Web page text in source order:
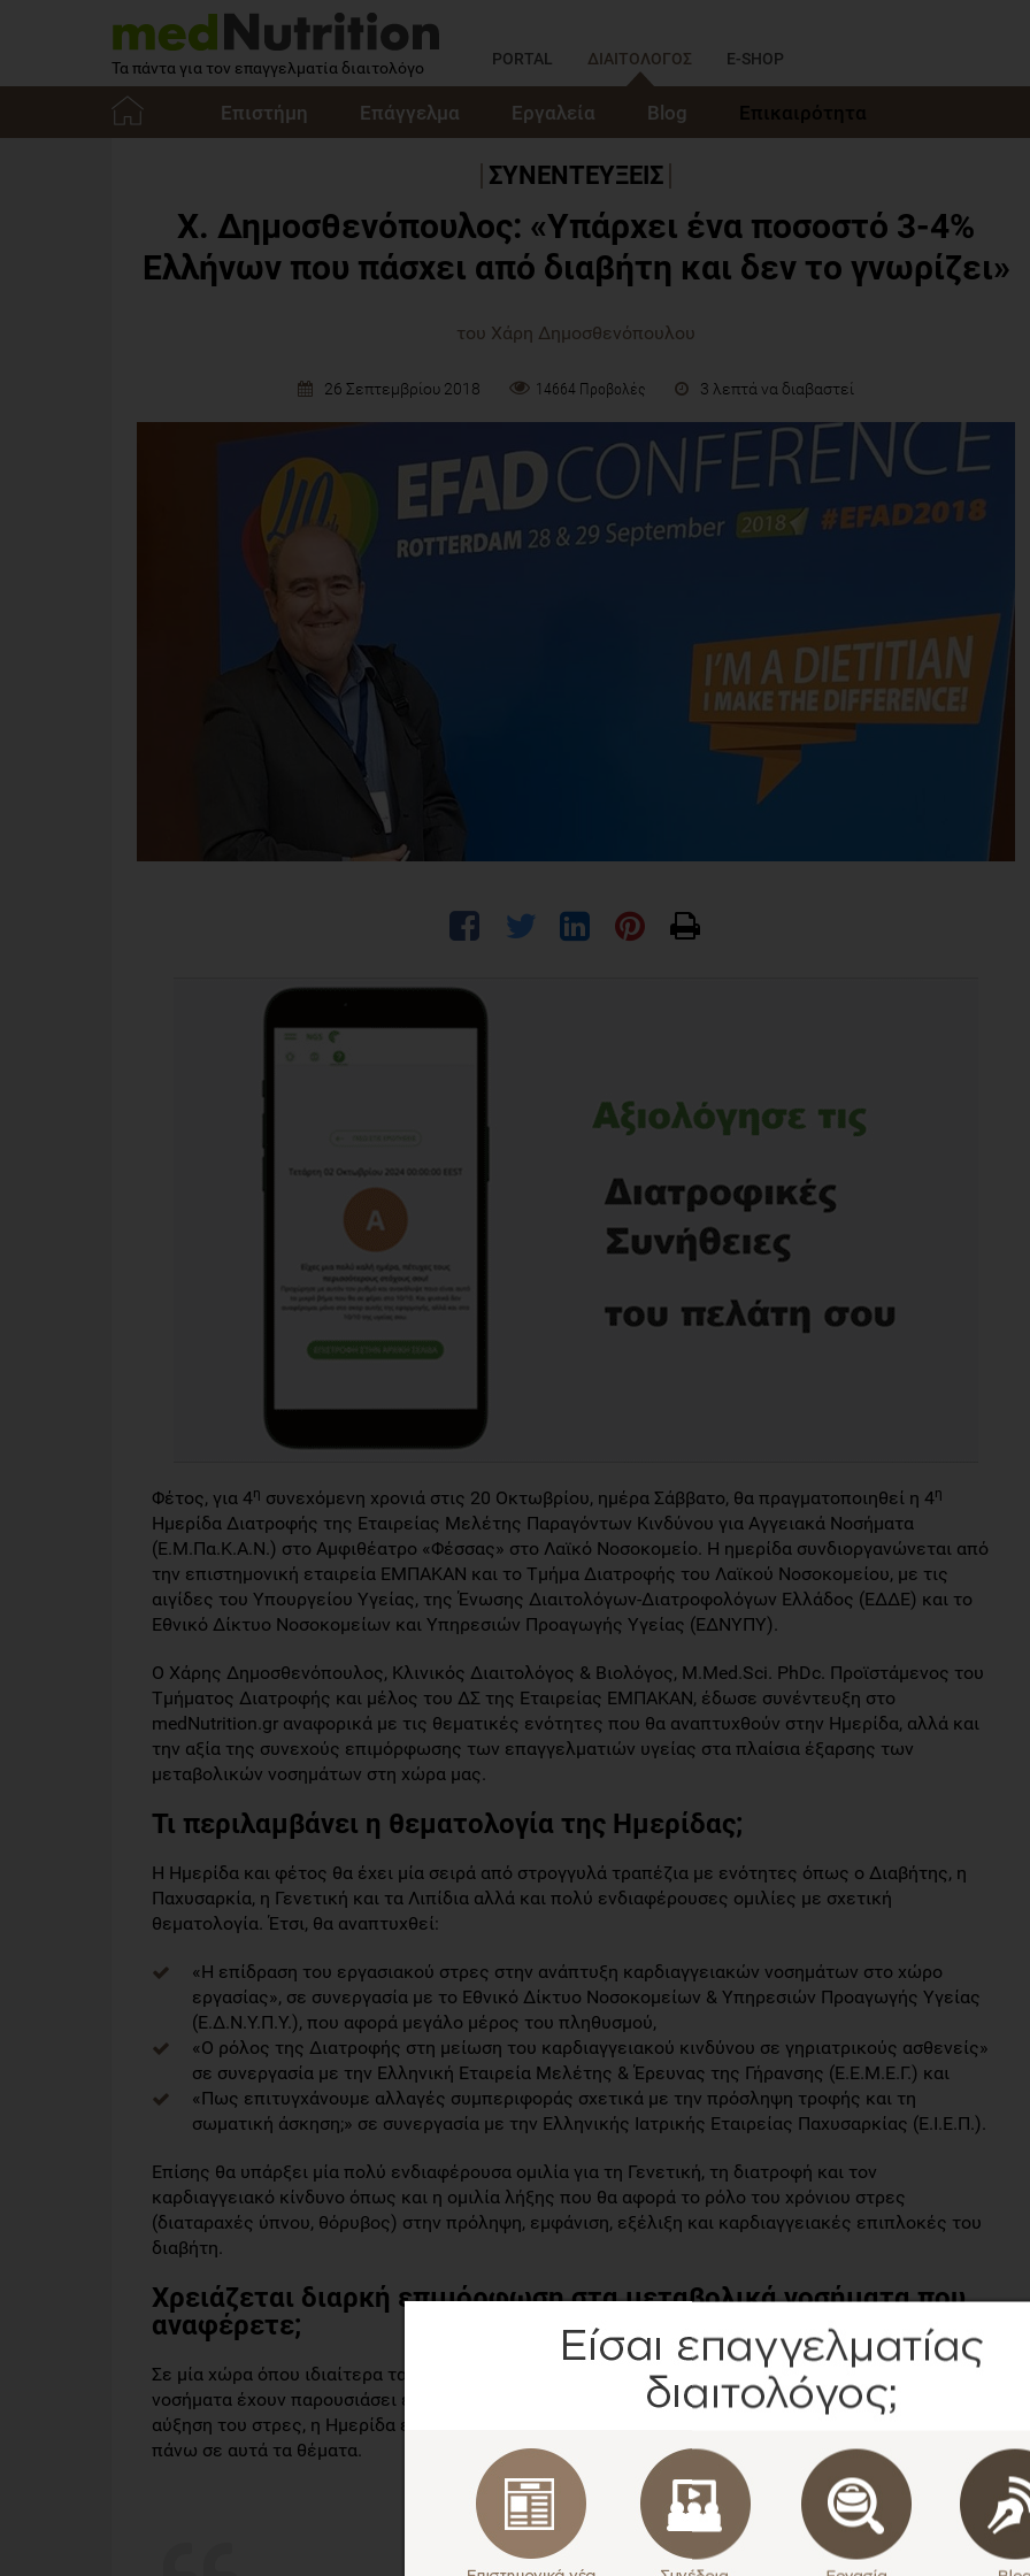
Τα πάντα για τον επαγγελματία διαιτολόγο PORTAL ΔΙΑΙΤΟΛΟΓΟΣ E-SHOP
Επιστήμη Επάγγελμα Εργαλεία Blog Επικαιρότητα
ΣΥΝΕΝΤΕΥΞΕΙΣ
Χ. Δημοσθενόπουλος: «Υπάρχει ένα ποσοστό 3-4%
Ελλήνων που πάσχει από διαβήτη και δεν το γνωρίζει»
του Χάρη Δημοσθενόπουλου
26 Σεπτεμβρίου 2018 14664 Προβολές 3 λεπτά να διαβαστεί
Φέτος, για 4η συνεχόμενη χρονιά στις 20 Οκτωβρίου, ημέρα Σάββατο, θα πραγματοποιηθεί η 4η
Ημερίδα Διατροφής της Εταιρείας Μελέτης Παραγόντων Κινδύνου για Αγγειακά Νοσήματα
(Ε.Μ.Πα.Κ.Α.Ν.) στο Αμφιθέατρο «Φέσσας» στο Λαϊκό Νοσοκομείο. Η ημερίδα συνδιοργανώνεται από
την επιστημονική εταιρεία ΕΜΠΑΚΑΝ και το Τμήμα Διατροφής του Λαϊκού Νοσοκομείου, με τις
αιγίδες του Υπουργείου Υγείας, της Ένωσης Διαιτολόγων-Διατροφολόγων Ελλάδος (ΕΔΔΕ) και το
Εθνικό Δίκτυο Νοσοκομείων και Υπηρεσιών Προαγωγής Υγείας (ΕΔΝΥΠΥ).
Ο Χάρης Δημοσθενόπουλος, Κλινικός Διαιτολόγος & Βιολόγος, M.Med.Sci. PhDc. Προϊστάμενος του
Τμήματος Διατροφής και μέλος του ΔΣ της Εταιρείας ΕΜΠΑΚΑΝ, έδωσε συνέντευξη στο
medNutrition.gr αναφορικά με τις θεματικές ενότητες που θα αναπτυχθούν στην Ημερίδα, αλλά και
την αξία της συνεχούς επιμόρφωσης των επαγγελματιών υγείας στα πλαίσια έξαρσης των
μεταβολικών νοσημάτων στη χώρα μας.
Τι περιλαμβάνει η θεματολογία της Ημερίδας;
Η Ημερίδα και φέτος θα έχει μία σειρά από στρογγυλά τραπέζια με ενότητες όπως ο Διαβήτης, η
Παχυσαρκία, η Γενετική και τα Λιπίδια αλλά και πολύ ενδιαφέρουσες ομιλίες με σχετική
θεματολογία. Έτσι, θα αναπτυχθεί:
«Η επίδραση του εργασιακού στρες στην ανάπτυξη καρδιαγγειακών νοσημάτων στο χώρο
εργασίας», σε συνεργασία με το Εθνικό Δίκτυο Νοσοκομείων & Υπηρεσιών Προαγωγής Υγείας
(Ε.Δ.Ν.Υ.Π.Υ.), που αφορά μεγάλο μέρος του πληθυσμού,
«Ο ρόλος της Διατροφής στη μείωση του καρδιαγγειακού κινδύνου σε γηριατρικούς ασθενείς»
σε συνεργασία με την Ελληνική Εταιρεία Μελέτης & Έρευνας της Γήρανσης (Ε.Ε.Μ.Ε.Γ.) και
«Πως επιτυγχάνουμε αλλαγές συμπεριφοράς σχετικά με την πρόσληψη τροφής και τη
σωματική άσκηση;» σε συνεργασία με την Ελληνικής Ιατρικής Εταιρείας Παχυσαρκίας (Ε.Ι.Ε.Π.).
Επίσης θα υπάρξει μία πολύ ενδιαφέρουσα ομιλία για τη Γενετική, τη διατροφή και τον
καρδιαγγειακό κίνδυνο όπως και η ομιλία λήξης που θα αφορά το ρόλο του χρόνιου στρες
(διαταραχές ύπνου, θόρυβος) στην πρόληψη, εμφάνιση, εξέλιξη και καρδιαγγειακές επιπλοκές του
διαβήτη.
Χρειάζεται διαρκή επιμόρφωση στα μεταβολικά νοσήματα που
αναφέρετε;
Σε μία χώρα όπου ιδιαίτερα τα τελευταία χρόνια, λόγω της οικονομικής κρίσης τα μεταβολικά
νοσήματα έχουν παρουσιάσει έξαρση μέσα από την αλλαγή στον καθημερινό τρόπο ζωής αλλά την
αύξηση του στρες, η Ημερίδα έρχεται να δώσει απαντήσεις σε ερωτήματα και προβληματισμούς
πάνω σε αυτά τα θέματα.